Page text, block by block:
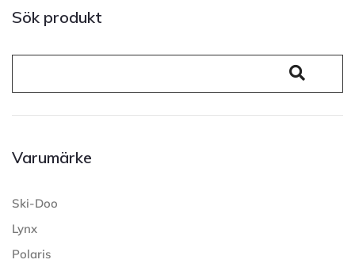
Sök produkt
Varumärke
Ski-Doo
Lynx
Polaris